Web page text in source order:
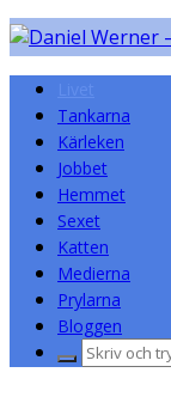
Tankarna
Kärleken
Jobbet
Hemmet
Sexet
Katten
Medierna
Prylarna
Bloggen
Sök